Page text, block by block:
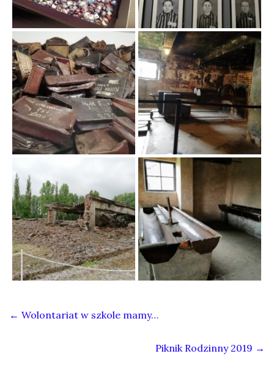
← Wolontariat w szkole mamy…
Piknik Rodzinny 2019 →